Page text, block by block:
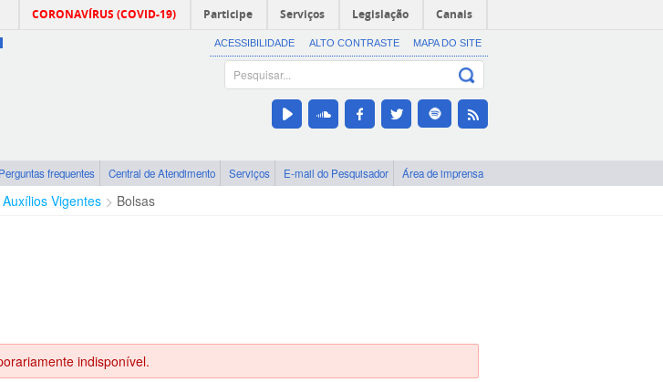
CORONAVÍRUS (COVID-19) Participe Serviços Legislação Canais
ACESSIBILIDADE ALTO CONTRASTE MAPA DO SITE
Perguntas frequentes Central de Atendimento Serviços E-mail do Pesquisador Área de imprensa
Vigentes Bolsas
indisponível.